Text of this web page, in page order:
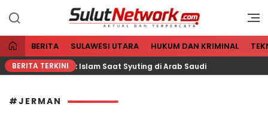
Sulut Network
Aktual dan Terpercaya
BERITA SULAWESI UTARA HUKUM DAN KRIMINAL
BERITA TERKINIMasuk Islam Saat Syuting di Arab Saudi
#JERMAN